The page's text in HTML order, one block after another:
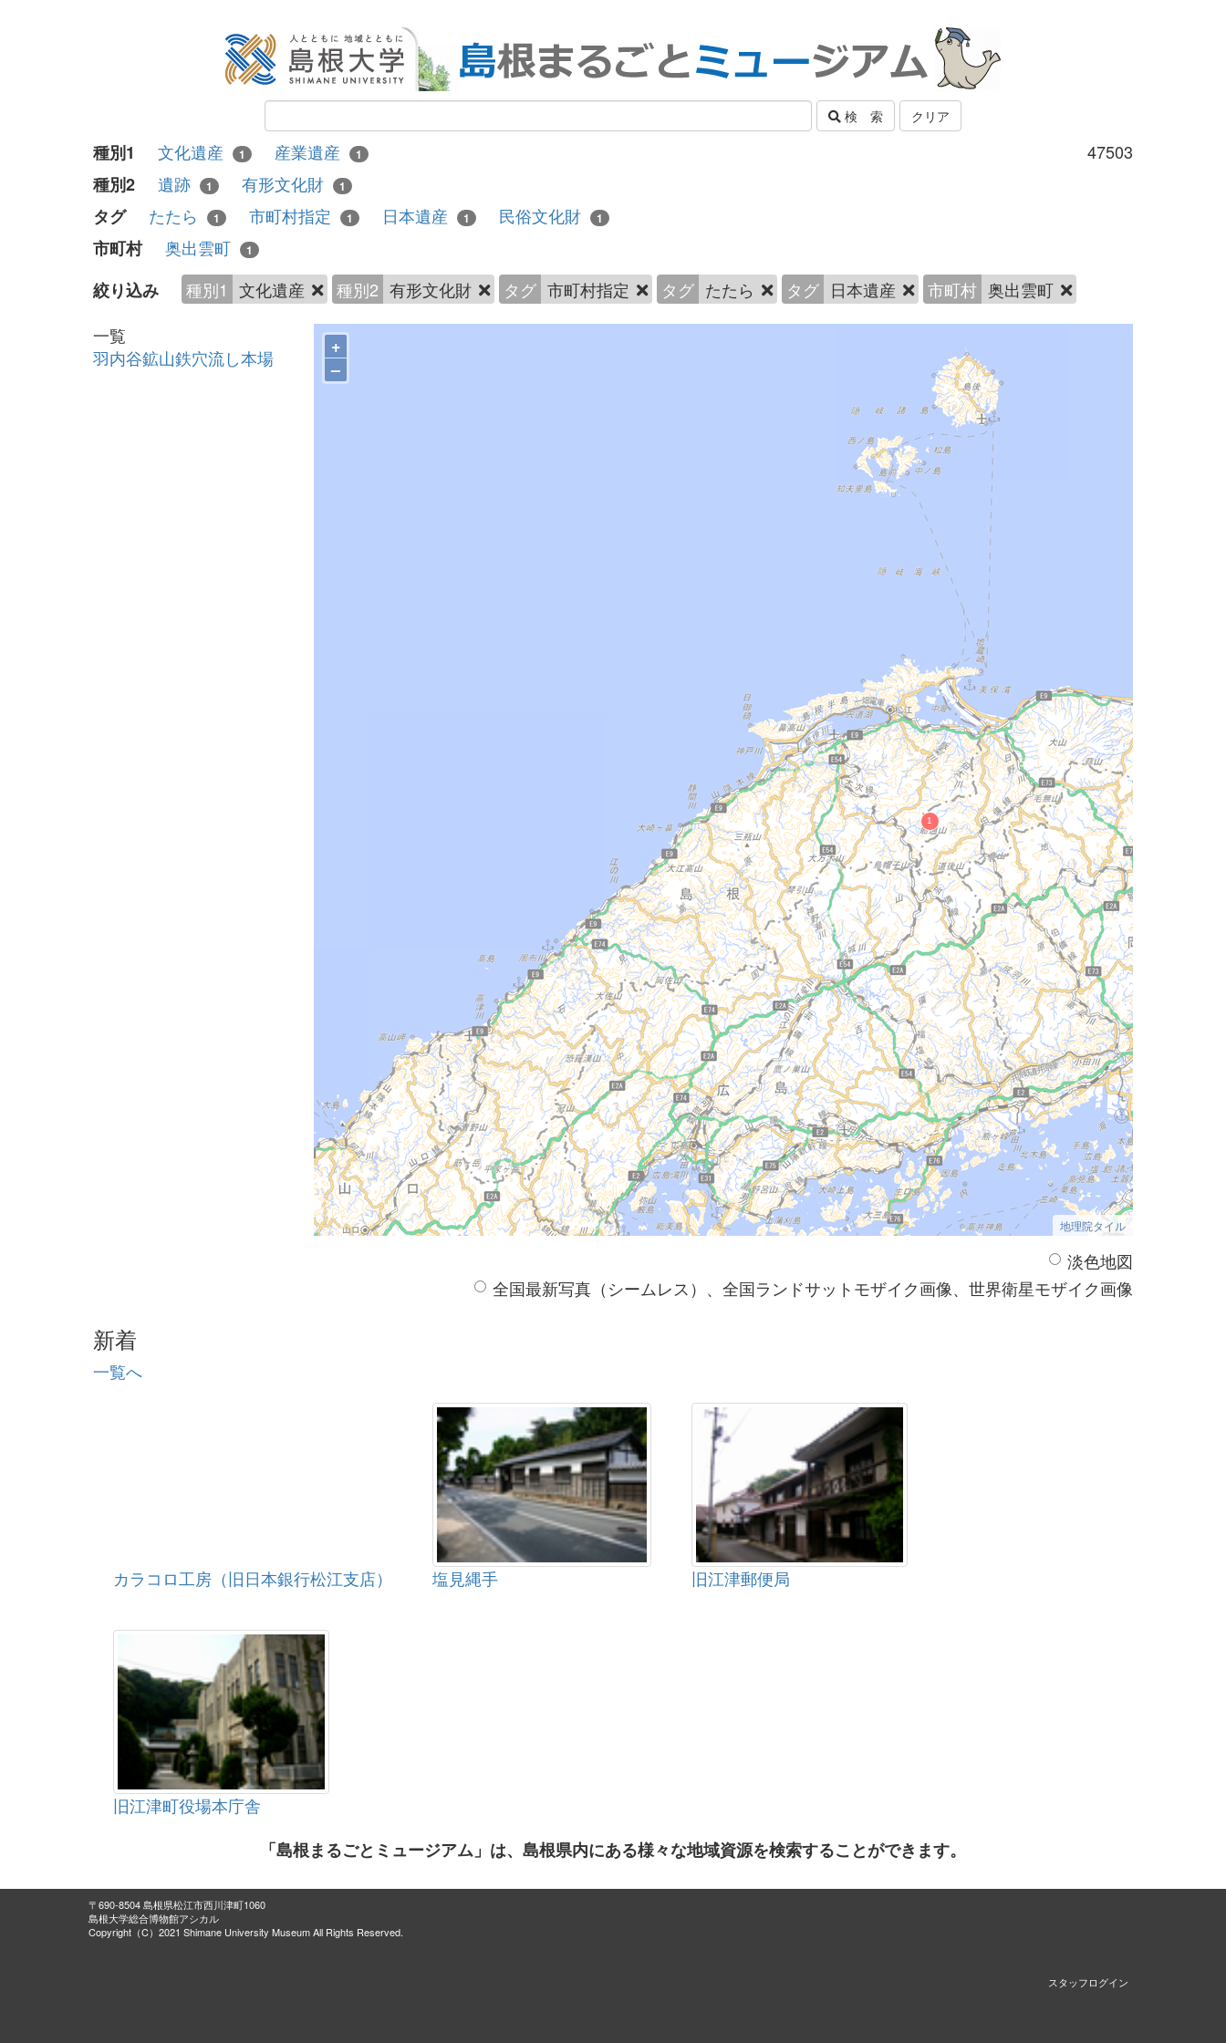
検 索 クリア
47503
種別1 文化遺産 1 産業遺産 1
種別2 遺跡 1 有形文化財 1
タグ たたら 1 市町村指定 1 日本遺産 1 民俗文化財 1
市町村 奥出雲町 1
絞り込み 種別1 文化遺産 種別2 有形文化財 タグ 市町村指定 タグ たたら タグ 日本遺産 市町村 奥出雲町
一覧
羽内谷鉱山鉄穴流し本場
+
–
地理院タイル
淡色地図
全国最新写真（シームレス）、全国ランドサットモザイク画像、世界衛星モザイク画像
新着
一覧へ
カラコロ工房（旧日本銀行松江支店） 塩見縄手 旧江津郵便局
旧江津町役場本庁舎
「島根まるごとミュージアム」は、島根県内にある様々な地域資源を検索することができます。
〒690-8504 島根県松江市西川津町1060
島根大学総合博物館アシカル
Copyright（C）2021 Shimane University Museum All Rights Reserved.
スタッフログイン